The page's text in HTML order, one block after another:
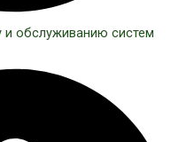
обслуживанию систем